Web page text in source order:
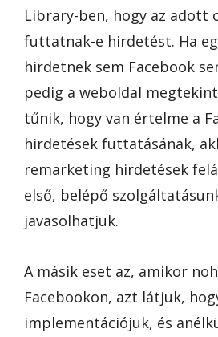
Library-ben, hogy az adott
futtatnak-e hirdetést. Ha
hirdetnek sem Facebook
pedig a weboldal
tűnik, hogy van értelme a
hirdetések futtatásának,
remarketing hirdetések
első, belépő
javasolhatjuk.
A másik eset az, amikor
Facebookon, azt látjuk,
implementációjuk, és